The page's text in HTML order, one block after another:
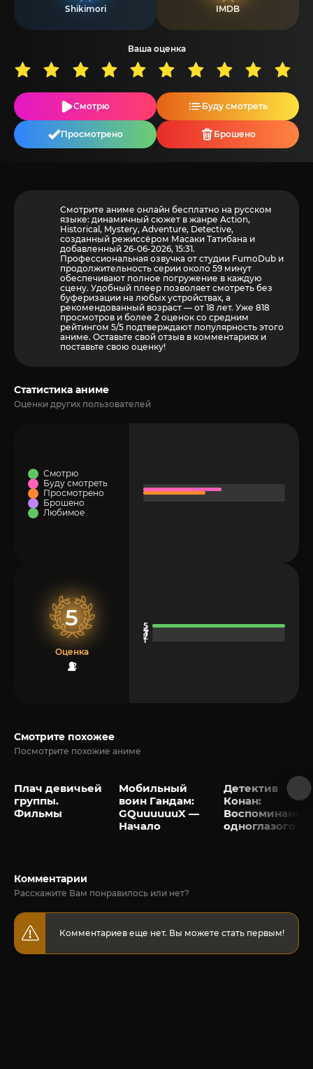
Shikimori IMDB
Ваша оценка
Смотрю Буду смотреть
Просмотрено Брошено
Смотрите аниме онлайн бесплатно на русском
языке: динамичный сюжет в жанре Action,
Historical, Mystery, Adventure, Detective,
созданный режиссёром Масаки Татибана и
добавленный 26-06-2026, 15:31.
Профессиональная озвучка от студии FumoDub и
продолжительность серии около 59 минут
обеспечивают полное погружение в каждую
сцену. Удобный плеер позволяет смотреть без
буферизации на любых устройствах, а
рекомендованный возраст — от 18 лет. Уже 818
просмотров и более 2 оценок со средним
рейтингом 5/5 подтверждают популярность этого
аниме. Оставьте свой отзыв в комментариях и
поставьте свою оценку!
Статистика аниме
Оценки других пользователей
Смотрю
Буду смотреть
Просмотрено
Брошено
Любимое
5
Оценка
2
Смотрите похожее
Посмотрите похожие аниме
Плач девичьей
группы.
Фильмы
Мобильный
воин Гандам:
GQuuuuuuX —
Начало
Детектив
Конан:
Воспоминания
одноглазого
Комментарии
Расскажите Вам понравилось или нет?
Комментариев еще нет. Вы можете стать первым!